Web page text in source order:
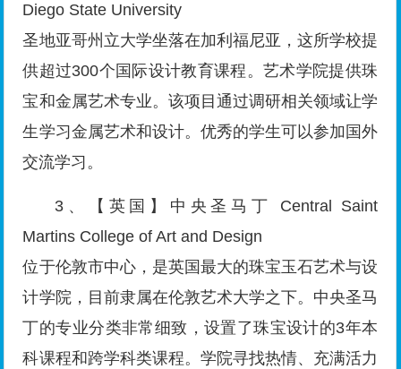
Diego State University
圣地亚哥州立大学坐落在加利福尼亚，这所学校提
供超过300个国际设计教育课程。艺术学院提供珠
宝和金属艺术专业。该项目通过调研相关领域让学
生学习金属艺术和设计。优秀的学生可以参加国外
交流学习。
3、【英国】中央圣马丁 Central Saint
Martins College of Art and Design
位于伦敦市中心，是英国最大的珠宝玉石艺术与设
计学院，目前隶属在伦敦艺术大学之下。中央圣马
丁的专业分类非常细致，设置了珠宝设计的3年本
科课程和跨学科类课程。学院寻找热情、充满活力